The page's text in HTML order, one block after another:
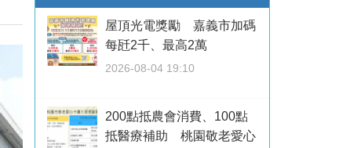
屋頂光電獎勵 嘉義市加碼
每瓩2千、最高2萬
2026-08-04 19:10
200點抵農會消費、100點
抵醫療補助 桃園敬老愛心